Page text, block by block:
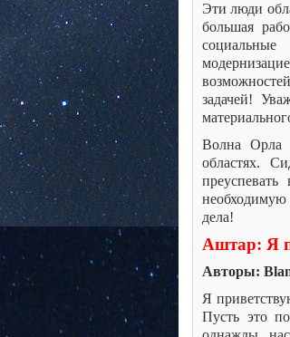
Эти люди
большая
социальные
задачей!
Волна Орла
областях.
дела!
Аштар: Я
Авторы:
Я
Пусть это